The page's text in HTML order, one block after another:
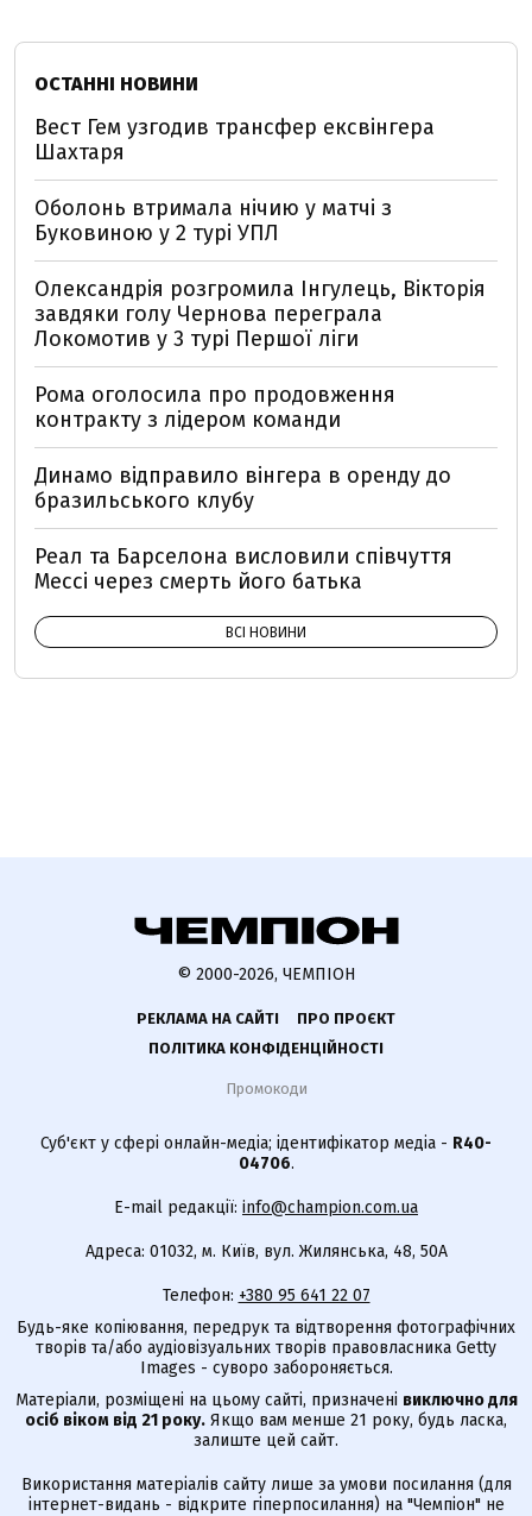
ОСТАННІ НОВИНИ
Вест Гем узгодив трансфер ексвінгера
Шахтаря
Оболонь втримала нічию у матчі з
Буковиною у 2 турі УПЛ
Олександрія розгромила Інгулець, Вікторія
завдяки голу Чернова переграла
Локомотив у 3 турі Першої ліги
Рома оголосила про продовження
контракту з лідером команди
Динамо відправило вінгера в оренду до
бразильського клубу
Реал та Барселона висловили співчуття
Мессі через смерть його батька
ВСІ НОВИНИ
© 2000-2026, ЧЕМПІОН
РЕКЛАМА НА САЙТІ
ПРО ПРОЄКТ
ПОЛІТИКА КОНФІДЕНЦІЙНОСТІ
Промокоди
Суб'єкт у сфері онлайн-медіа; ідентифікатор медіа - R40-
04706.
E-mail редакції: info@champion.com.ua
Адреса: 01032, м. Київ, вул. Жилянська, 48, 50А
Телефон: +380 95 641 22 07
Будь-яке копіювання, передрук та відтворення фотографічних
творів та/або аудіовізуальних творів правовласника Getty
Images - суворо забороняється.
Матеріали, розміщені на цьому сайті, призначені виключно для
осіб віком від 21 року. Якщо вам менше 21 року, будь ласка,
залиште цей сайт.
Використання матеріалів сайту лише за умови посилання (для
інтернет-видань - відкрите гіперпосилання) на "Чемпіон" не